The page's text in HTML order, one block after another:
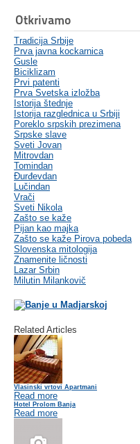
Otkrivamo
Tradicija Srbije
Prva javna kockarnica
Gusle
Biciklizam
Prvi patenti
Prva Svetska izložba
Istorija štednje
Istorija razglednica u Srbiji
Poreklo srpskih prezimena
Srpske slave
Sveti Jovan
Mitrovdan
Tomindan
Đurđevdan
Lučindan
Vrači
Sveti Nikola
Zašto se kaže
Pijan kao majka
Zašto se kaže Pirova pobeda
Slovenska mitologija
Znamenite ličnosti
Lazar Srbin
Milutin Milankovič
Related Articles
Vlasinski vrtovi Apartmani
Read more
Hotel Prolom Banja
Read more